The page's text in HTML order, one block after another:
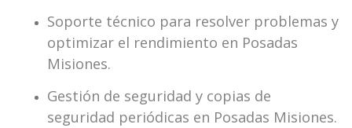
Soporte técnico para resolver problemas y
optimizar el rendimiento en Posadas
Misiones.
Gestión de seguridad y copias de
seguridad periódicas en Posadas Misiones.